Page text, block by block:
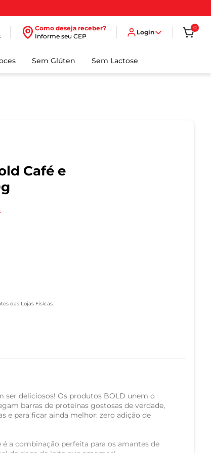
Como deseja receber?
Informe seu CEP
Login
0
Sem Glúten Sem Lactose
Café e
das Lojas Físicas.
ser deliciosos! Os produtos BOLD unem o
barras de proteínas gostosas de verdade,
e para ficar ainda melhor: zero adição de
é a combinação perfeita para os amantes de